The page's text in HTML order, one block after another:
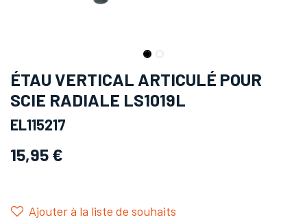
ÉTAU VERTICAL ARTICULÉ POUR
SCIE RADIALE LS1019L
EL115217
15,95 €
Ajouter à la liste de souhaits